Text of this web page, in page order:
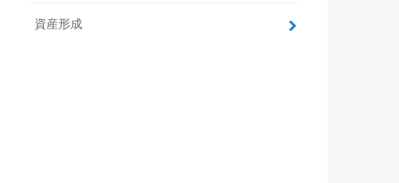
資産形成